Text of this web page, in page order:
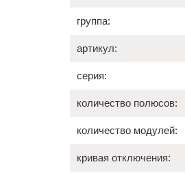
группа:
артикул:
серия:
количество полюсов:
количество модулей:
кривая отключения: